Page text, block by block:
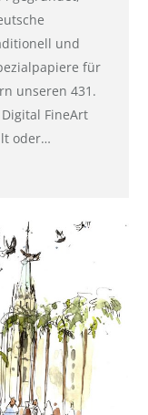
und
für
unseren 431.
FineArt
oder…